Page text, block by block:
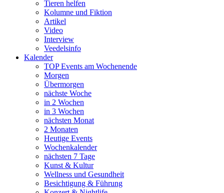
Tieren helfen
Kolumne und Fiktion
Artikel
Video
Interview
Veedelsinfo
Kalender
TOP Events am Wochenende
Morgen
Übermorgen
nächste Woche
in 2 Wochen
in 3 Wochen
nächsten Monat
2 Monaten
Heutige Events
Wochenkalender
nächsten 7 Tage
Kunst & Kultur
Wellness und Gesundheit
Besichtigung & Führung